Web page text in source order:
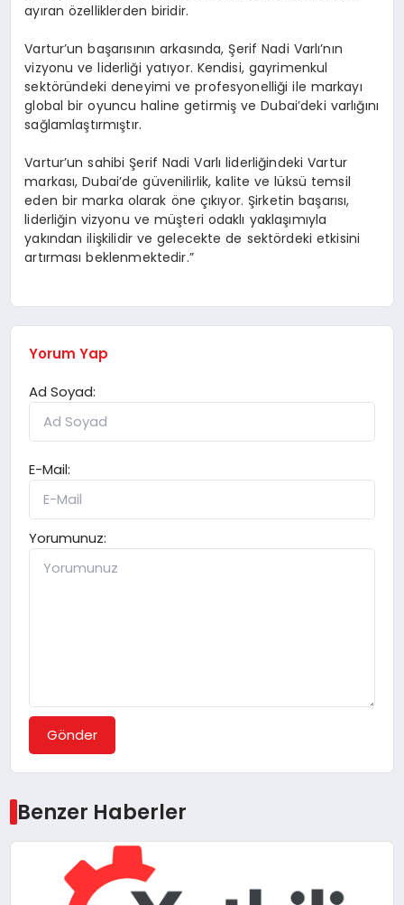
ayıran özelliklerden biridir.
Vartur’un başarısının arkasında, Şerif Nadi Varlı’nın
vizyonu ve liderliği yatıyor. Kendisi, gayrimenkul
sektöründeki deneyimi ve profesyonelliği ile markayı
global bir oyuncu haline getirmiş ve Dubai’deki varlığını
sağlamlaştırmıştır.
Vartur’un sahibi Şerif Nadi Varlı liderliğindeki Vartur
markası, Dubai’de güvenilirlik, kalite ve lüksü temsil
eden bir marka olarak öne çıkıyor. Şirketin başarısı,
liderliğin vizyonu ve müşteri odaklı yaklaşımıyla
yakından ilişkilidir ve gelecekte de sektördeki etkisini
artırması beklenmektedir.”
Yorum Yap
Ad Soyad:
E-Mail:
Yorumunuz:
Gönder
Benzer Haberler